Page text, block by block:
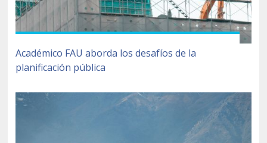
Académico FAU aborda los desafíos de la
planificación pública